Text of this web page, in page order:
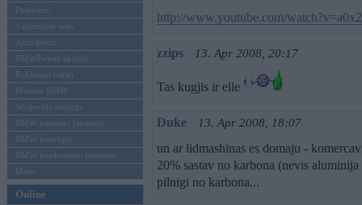
Pasākumi
Vadāmības tests
Autosports
BMWPower aktuāli
Reklāmas raksti
Mēneša BMW
Sērijveida tūnings
BMW pasaules jaunumi
BMW koncepti
BMW konkurentu jaunumi
Moto
Online
http://www.youtube.com/
zzips 13. Apr 2008, 20:17
Tas kugjis ir elle
Duke 13. Apr 2008, 18:07
un ar lidmashinas es domaju -
20% sastav no karbona (nevis
pilnigi no karbona...